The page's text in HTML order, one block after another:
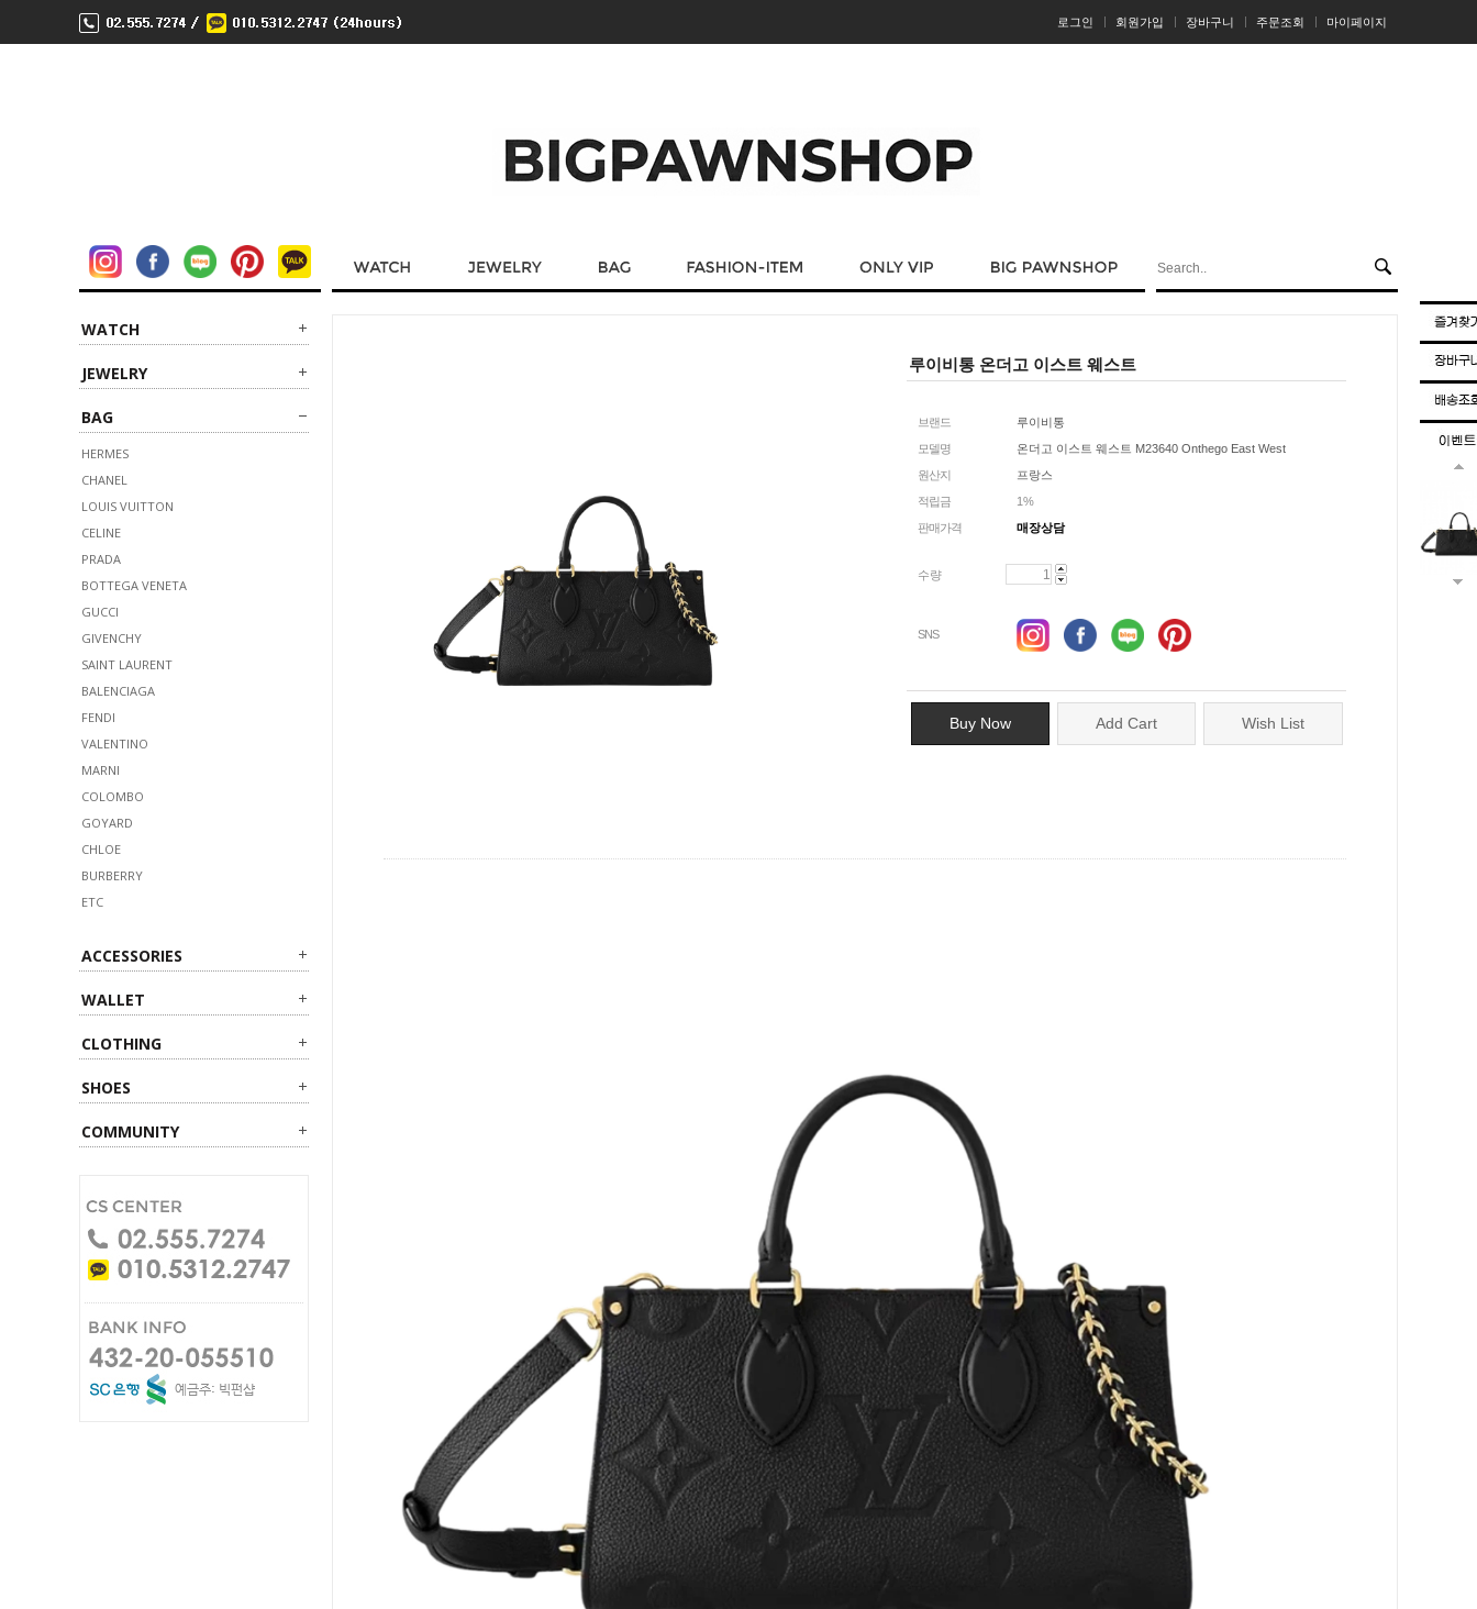
로그인 회원가입 장바구니 주문조회 마이페이지
WATCH
JEWELRY
BAG
HERMES
CHANEL
LOUIS VUITTON
CELINE
PRADA
BOTTEGA VENETA
GUCCI
GIVENCHY
SAINT LAURENT
BALENCIAGA
FENDI
VALENTINO
MARNI
COLOMBO
GOYARD
CHLOE
BURBERRY
ETC
ACCESSORIES
WALLET
CLOTHING
SHOES
COMMUNITY
루이비통 온더고 이스트 웨스트
브랜드
루이비통
모델명
온더고 이스트 웨스트 M23640 Onthego East West
원산지
프랑스
적립금
1%
판매가격
매장상담
수량
SNS
Buy Now Add Cart Wish List